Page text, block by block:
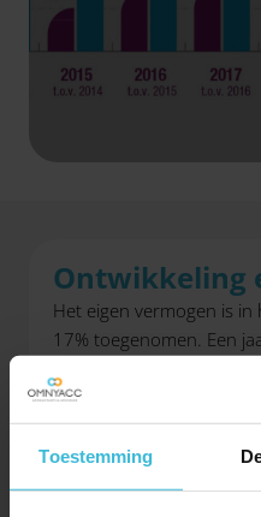
Toestemming
Ontwikkeling
Het eigen vermogen is
17% toegenomen. Een
van bijna 13%. De groei
2021 zal voor een groot
de stevige winstgroei die
vermogen. Daarnaast
overheid voorzien in